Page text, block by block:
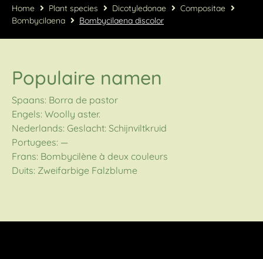
Home Plant species Dicotyledonae
Compositae
Bombycilaena
Bombycilaena discolor
Populaire namen
Spaans: Borra de pastor
Engels: Woolly aster.
Nederlands: Geslacht: Schijnviltkruid
Portugees: —
Frans: Bombycilène à deux couleurs
Duits: Zweifarbige Falzblume